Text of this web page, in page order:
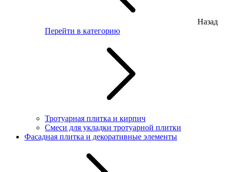
Назад
Перейти в категорию
Тротуарная плитка и кирпич
Смеси для укладки тротуарной плитки
Фасадная плитка и декоративные элементы